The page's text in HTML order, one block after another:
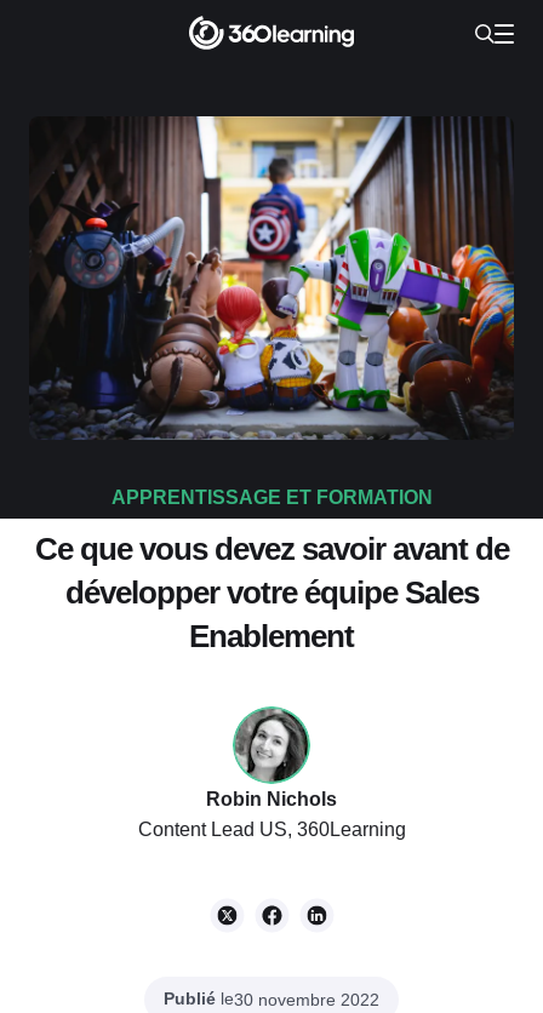
APPRENTISSAGE ET FORMATION
Ce que vous devez savoir avant de
développer votre équipe Sales
Enablement
Robin Nichols
Content Lead US, 360Learning
Publié le30 novembre 2022